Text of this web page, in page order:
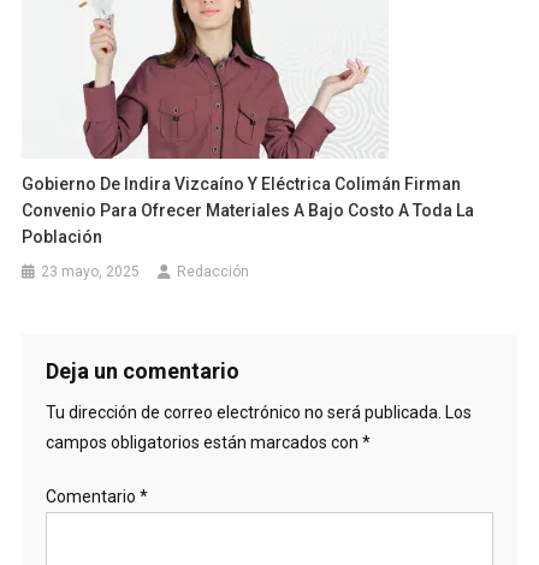
Gobierno De Indira Vizcaíno Y Eléctrica Colimán Firman
Convenio Para Ofrecer Materiales A Bajo Costo A Toda La
Población
23 mayo, 2025 Redacción
Deja un comentario
Tu dirección de correo electrónico no será publicada. Los
campos obligatorios están marcados con *
Comentario *